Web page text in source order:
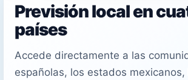
Previsión local en
países
Accede directamente a las
españolas, los estados mexicanos,